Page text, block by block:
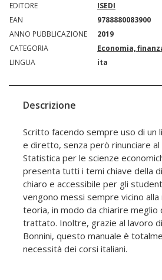
EDITORE
ISEDI
EAN
9788880083900
ANNO PUBBLICAZIONE
2019
CATEGORIA
Economia,
LINGUA
ita
Descrizione
Scritto facendo sempre uso di un
e diretto, senza però rinunciare
Statistica per le scienze
presenta tutti i temi chiave della
chiaro e accessibile per gli
vengono messi sempre vicino
teoria, in modo da chiarire meglio
trattato. Inoltre, grazie al lavoro
Bonnini, questo manuale è
necessità dei corsi italiani.